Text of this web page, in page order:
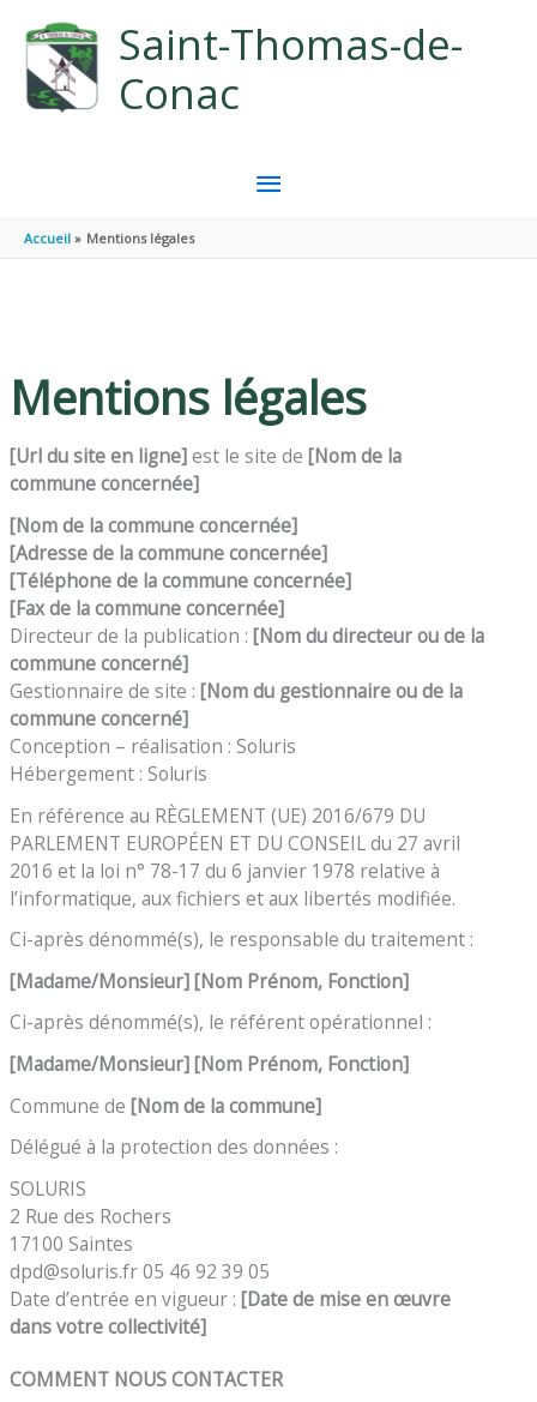
Saint-Thomas-de-
Conac
MENU
Accueil Mentions légales
Mentions légales
[Url du site en ligne]est le site de[Nom de la
communeconcernée]
[Nom de la commune concernée]
[Adresse de la commune concernée]
[Téléphone de la commune concernée]
[Fax de la commune concernée]
Directeur de la publication :[Nom du directeur ou de la
communeconcerné]
Gestionnaire de site :[Nom du gestionnaire ou de la
communeconcerné]
Conception – réalisation : Soluris
Hébergement : Soluris
En référence au RÈGLEMENT (UE) 2016/679 DU
PARLEMENT EUROPÉEN ET DU CONSEIL du 27 avril
2016 et la loi n° 78-17 du 6 janvier 1978 relative à
l’informatique, aux fichiers et aux libertés modifiée.
Ci-après dénommé(s), le responsable du traitement :
[Madame/Monsieur][Nom Prénom, Fonction]
Ci-après dénommé(s), le référent opérationnel :
[Madame/Monsieur][Nom Prénom, Fonction]
Commune de[Nom de la commune]
Délégué à la protection des données :
SOLURIS
2 Rue des Rochers
17100 Saintes
dpd@soluris.fr 05 46 92 39 05
Date d’entrée en vigueur :[Date de mise en œuvre
dans votre collectivité]
COMMENT NOUS CONTACTER